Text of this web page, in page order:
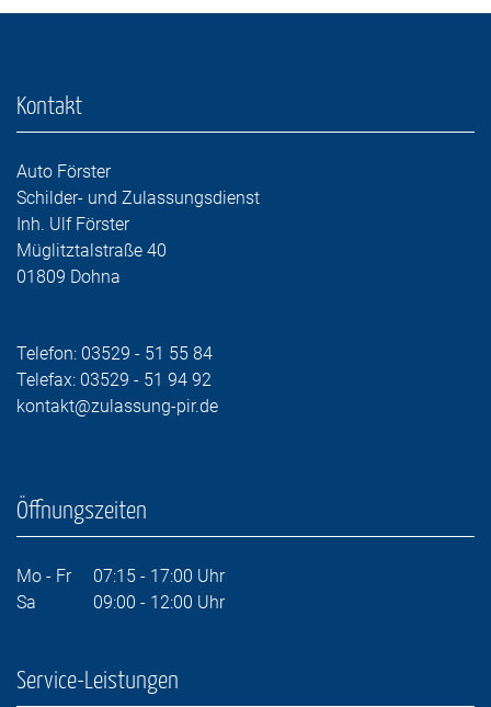
Kontakt
Auto Förster
Schilder- und Zulassungsdienst
Inh. Ulf Förster
Müglitztalstraße 40
01809 Dohna
Telefon: 03529 - 51 55 84
Telefax: 03529 - 51 94 92
kontakt@zulassung-pir.de
Öffnungszeiten
Mo - Fr 07:15 - 17:00 Uhr
Sa 09:00 - 12:00 Uhr
Service-Leistungen